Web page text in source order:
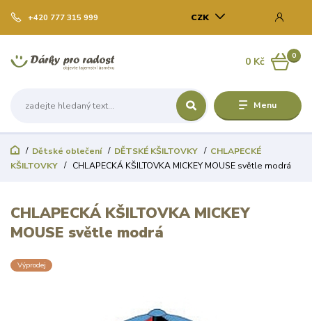
Menu
CZK
+420 777 315 999
0
0 Kč
Dětské oblečení DĚTSKÉ KŠILTOVKY
CHLAPECKÉ
KŠILTOVKY
CHLAPECKÁ KŠILTOVKA MICKEY MOUSE světle modrá
CHLAPECKÁ KŠILTOVKA MICKEY
MOUSE světle modrá
Výprodej